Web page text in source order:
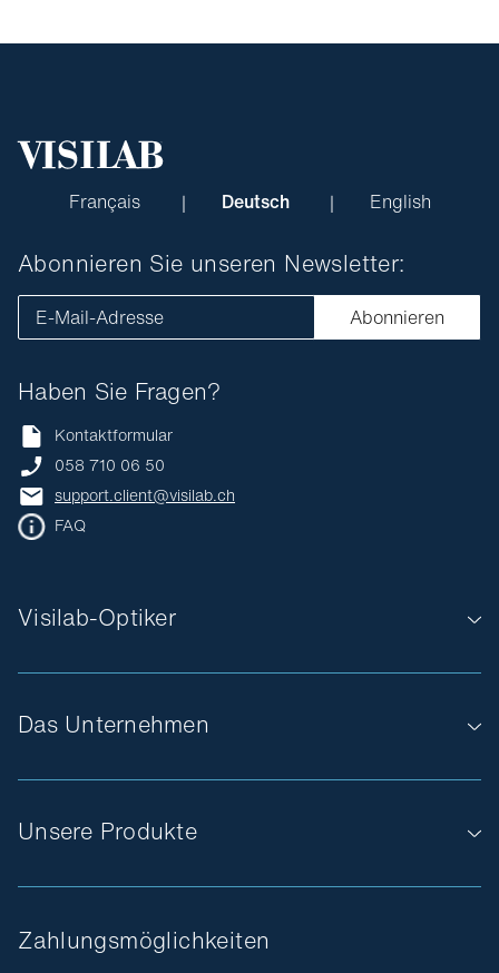
Français Deutsch English
Das Unternehmen
Unsere Produkte
Visilab-Optiker
Haben Sie Fragen?
Kontaktformular
058 710 06 50
support.client@visilab.ch
FAQ
Abonnieren Sie unseren Newsletter:
E-Mail-Adresse Abonnieren
Zahlungsmöglichkeiten